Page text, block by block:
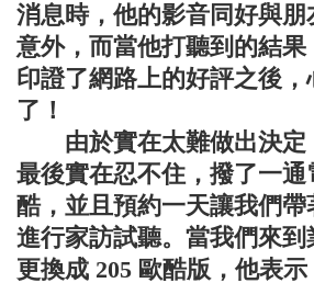
消息時，他的影音同好與
意外，而當他打聽到的結
印證了網路上的好評之後
了！
由於實在太難做出決定
最後實在忍不住，撥了一
酷，並且預約一天讓我們帶
進行家訪試聽。當我們來
更換成 205 歐酷版，他表